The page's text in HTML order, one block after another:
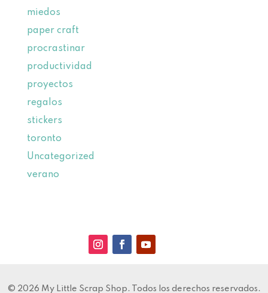
miedos
paper craft
procrastinar
productividad
proyectos
regalos
stickers
toronto
Uncategorized
verano
© 2026 My Little Scrap Shop. Todos los derechos reservados.